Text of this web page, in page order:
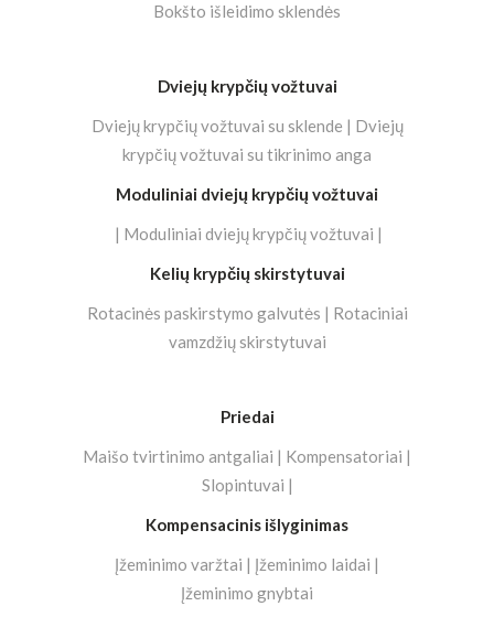
Bokšto išleidimo sklendės
Dviejų krypčių vožtuvai
Dviejų krypčių vožtuvai su sklende | Dviejų
krypčių vožtuvai su tikrinimo anga
Moduliniai dviejų krypčių vožtuvai
| Moduliniai dviejų krypčių vožtuvai |
Kelių krypčių skirstytuvai
Rotacinės paskirstymo galvutės | Rotaciniai
vamzdžių skirstytuvai
Priedai
Maišo tvirtinimo antgaliai | Kompensatoriai |
Slopintuvai |
Kompensacinis išlyginimas
Įžeminimo varžtai | Įžeminimo laidai |
Įžeminimo gnybtai